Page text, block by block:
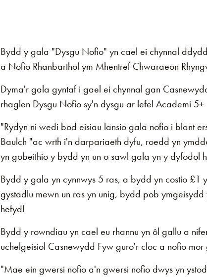
Bydd y gala "Dysgu Nofio" yn cael ei chynnal
a Nofio Rhanbarthol ym Mhentref Chwaraeon
Dyma'r gala gyntaf i gael ei chynnal gan
rhaglen Dysgu Nofio sy'n dysgu ar lefel Academi
"Rydyn ni wedi bod eisiau lansio gala nofio i blant
Baulch "ac wrth i'n darpariaeth dyfu, roedd yn
yn gobeithio y bydd yn un o sawl gala yn y dyfodol
Bydd y gala yn cynnwys 5 ras, a bydd yn costio £1
gystadlu mewn un ras yn unig, bydd pob
hefyd!
Bydd y rowndiau yn cael eu rhannu yn ôl gallu a
uchelgeisiol Casnewydd Fyw guro'r cloc a nofio
"Mae ein gwersi nofio a'n gwersi nofio dwys yn